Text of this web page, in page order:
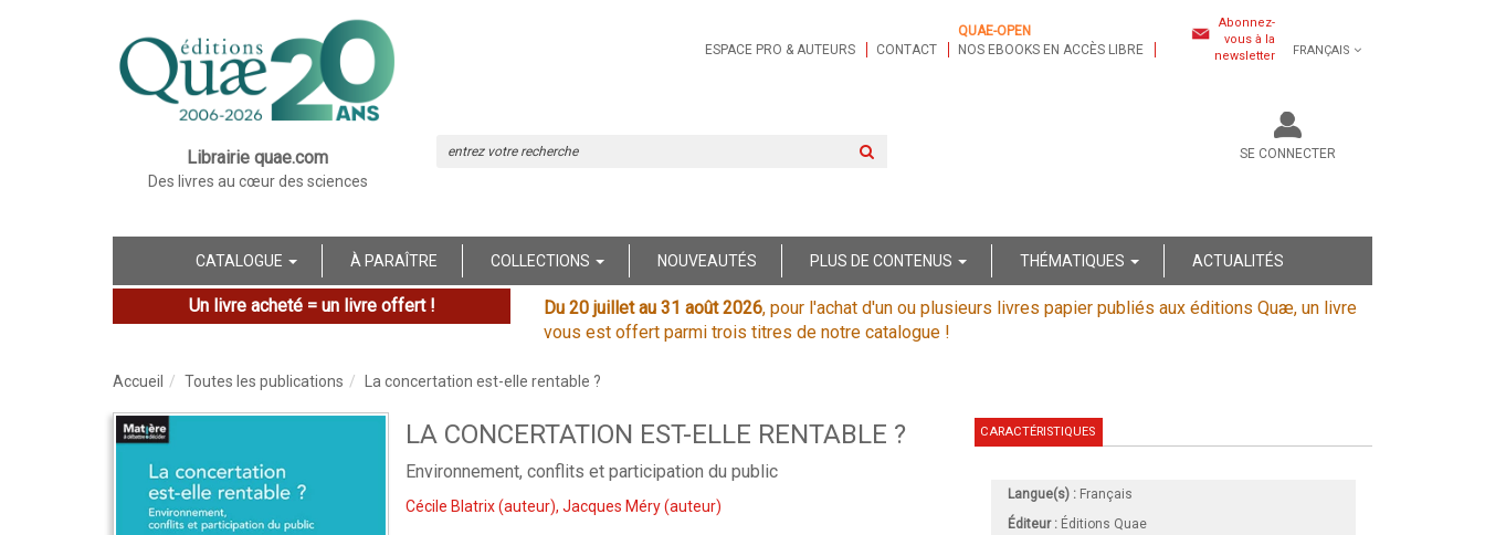
Librairie quae.com
Des livres au cœur des sciences
ESPACE PRO & AUTEURS CONTACT
QUAE-OPEN
NOS EBOOKS EN ACCÈS LIBRE
Abonnez-
vous à la
newsletter
FRANÇAIS
SE CONNECTER
CATALOGUE À PARAÎTRE COLLECTIONS NOUVEAUTÉS PLUS DE CONTENUS THÉMATIQUES ACTUALITÉS
Un livre acheté = un livre offert ! Du 20 juillet au 31 août 2026, pour l'achat d'un ou plusieurs livres papier publiés aux éditions Quæ, un livre
vous est offert parmi trois titres de notre catalogue !
Accueil Toutes les publications La concertation est-elle rentable ?
LA CONCERTATION EST-ELLE RENTABLE ?
Environnement, conflits et participation du public
Cécile Blatrix(auteur), Jacques Méry(auteur)
CARACTÉRISTIQUES
Langue(s) : Français
Éditeur : Éditions Quae